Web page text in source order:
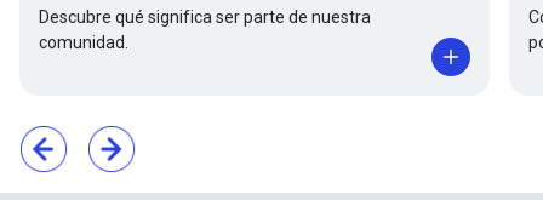
Descubre qué significa ser parte de nuestra
comunidad.